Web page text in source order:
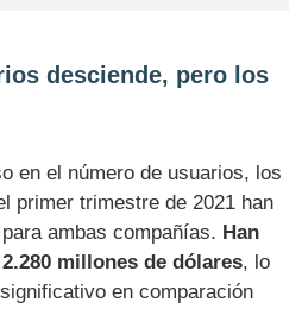
desciende, pero los
en el número de usuarios, los
primer trimestre de 2021 han
ambas compañías. Han
millones de dólares, lo
en comparación